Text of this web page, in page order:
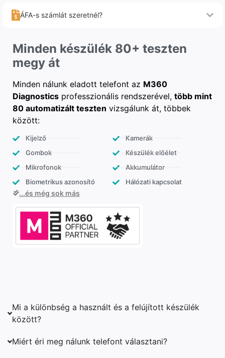
ÁFA-s számlát szeretnél?
Minden készülék 80+ teszten
megy át
Minden nálunk eladott telefont az M360
Diagnostics professzionális rendszerével, több mint
80 automatizált teszten vizsgálunk át, többek
között:
Kijelző
Gombok
Mikrofonok
Biometrikus azonosító
Kamerák
Készülék előélet
Akkumulátor
Hálózati kapcsolat
...és még sok más
Mi a különbség a használt és a felújított készülék
között?
Miért éri meg nálunk telefont választani?